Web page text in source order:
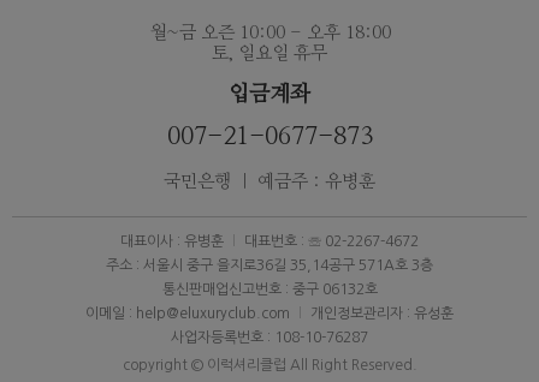
월~금 오즌 10:00 - 오후 18:00
토, 일요일 휴무
입금계좌
007-21-0677-873
국민은행 ｜ 예금주 : 유병훈
대표이사 : 유병훈
대표번호 : ☏ 02-2267-4672
주소 : 서울시 중구 을지로36길 35,14공구 571A호 3층
통신판매업신고번호 : 중구 06132호
이메일 : help@eluxuryclub.com
개인정보관리자 : 유성훈
사업자등록번호 : 108-10-76287
copyright © 이럭셔리클럽 All Right Reserved.